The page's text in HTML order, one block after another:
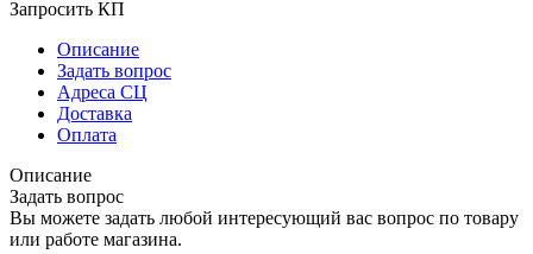
Запросить КП
Описание
Задать вопрос
Адреса СЦ
Доставка
Оплата
Описание
Задать вопрос
Вы можете задать любой интересующий вас вопрос по товару
или работе магазина.